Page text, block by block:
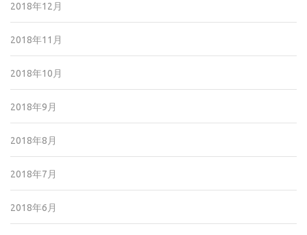
2018年12月
2018年11月
2018年10月
2018年9月
2018年8月
2018年7月
2018年6月